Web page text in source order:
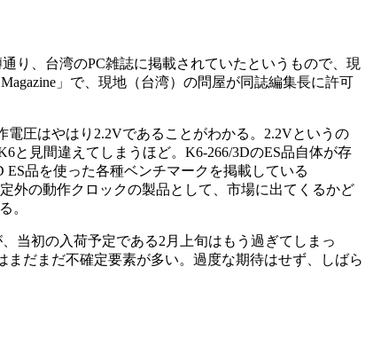
り、台湾のPC雑誌に掲載されていたというもので、現
」で、現地（台湾）の問屋が同誌編集長に許可
電圧はやはり2.2Vであることがわかる。2.2Vというの
と見間違えてしまうほど。K6-266/3DのES品自体が存
ES品を使った各種ベンチマークを掲載している
外の動作クロックの製品として、市場に出てくるかど
。
当初の入荷予定である2月上旬はもう過ぎてしまっ
だまだ不確定要素が多い。過度な期待はせず、しばら